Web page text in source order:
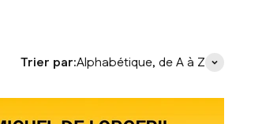
Trier par:Alphabétique, de A à Z